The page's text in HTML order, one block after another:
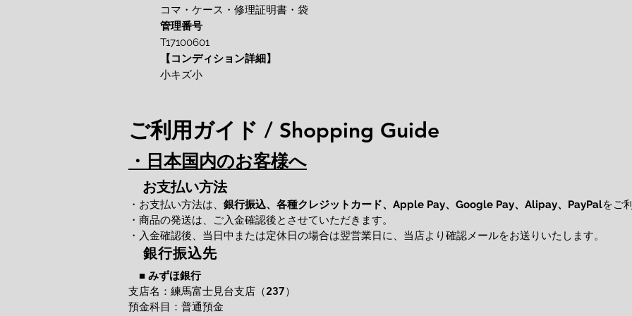
コマ・ケース・修理証明書・袋
管理番号
T17100601
【コンディション詳細】
小キズ小
ご利用ガイド / Shopping Guide
・日本国内のお客様へ
お支払い方法
・お支払い方法は、 銀行振込、各種クレジットカード、 Apple Pay、Google Pay、Alipay、PayPalをご
・商品の発送は、ご入金確認後とさせていただきます。
・入金確認後、当日中または定休日の場合は翌営業日に、当店より確認メールをお送りいたします。
銀行振込先
■ みずほ銀行
支店名：練馬富士見台支店（237）
預金科目：普通預金